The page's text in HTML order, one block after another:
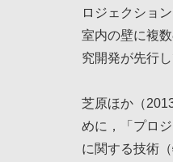
ロジェクショ
室内の壁に複
究開発が先行し
芝原ほか（
めに，「プロ
に関する技術